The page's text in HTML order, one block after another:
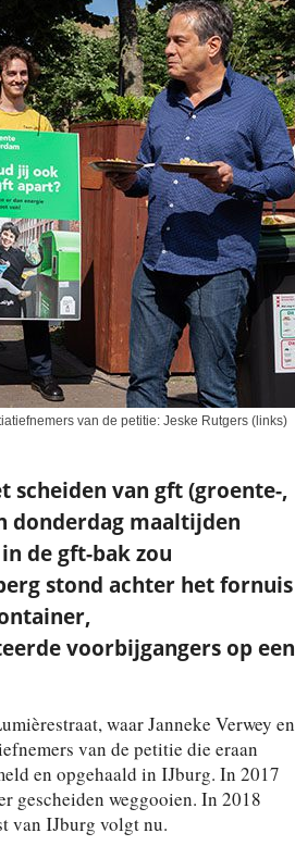
van de petitie: Jeske Rutgers (links)
scheiden van gft (groente-,
donderdag maaltijden
de gft-bak zou
stond achter het fornuis
voorbijgangers op een
waar Janneke Verwey en
van de petitie die eraan
en opgehaald in IJburg. In 2017
gescheiden weggooien. In 2018
van IJburg volgt nu.